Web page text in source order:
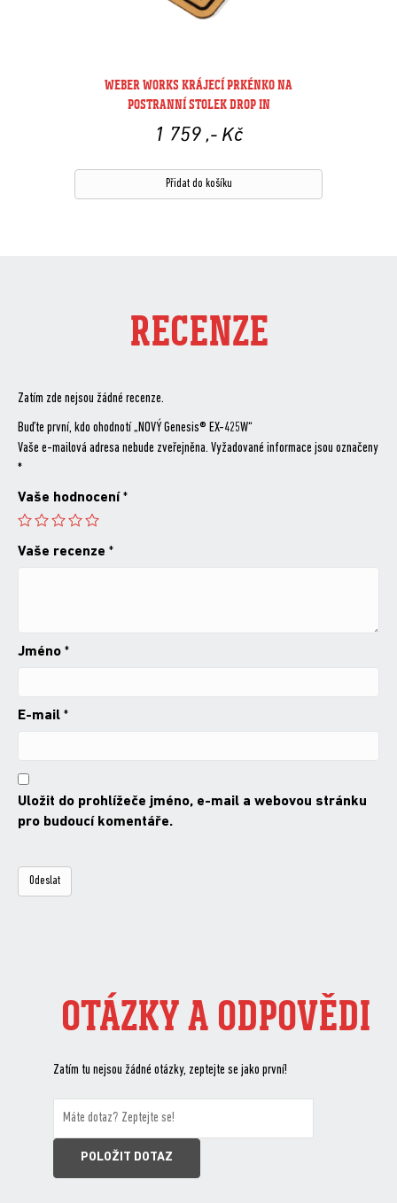
WEBER WORKS KRÁJECÍ PRKÉNKO NA
POSTRANNÍ STOLEK DROP IN
1 759 ,- Kč
Přidat do košíku
RECENZE
Zatím zde nejsou žádné recenze.
Buďte první, kdo ohodnotí „NOVÝ Genesis® EX-425W“
Vaše e-mailová adresa nebude zveřejněna. Vyžadované informace jsou označeny
*
Vaše hodnocení *
Vaše recenze *
Jméno *
E-mail *
Uložit do prohlížeče jméno, e-mail a webovou stránku
pro budoucí komentáře.
OTÁZKY A ODPOVĚDI
Zatím tu nejsou žádné otázky, zeptejte se jako první!